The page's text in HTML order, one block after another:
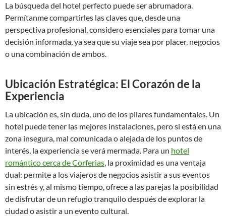
La búsqueda del hotel perfecto puede ser abrumadora.
Permítanme compartirles las claves que, desde una
perspectiva profesional, considero esenciales para tomar una
decisión informada, ya sea que su viaje sea por placer, negocios
o una combinación de ambos.
Ubicación Estratégica: El Corazón de la
Experiencia
La ubicación es, sin duda, uno de los pilares fundamentales. Un
hotel puede tener las mejores instalaciones, pero si está en una
zona insegura, mal comunicada o alejada de los puntos de
interés, la experiencia se verá mermada. Para un hotel
romántico cerca de Corferias, la proximidad es una ventaja
dual: permite a los viajeros de negocios asistir a sus eventos
sin estrés y, al mismo tiempo, ofrece a las parejas la posibilidad
de disfrutar de un refugio tranquilo después de explorar la
ciudad o asistir a un evento cultural.